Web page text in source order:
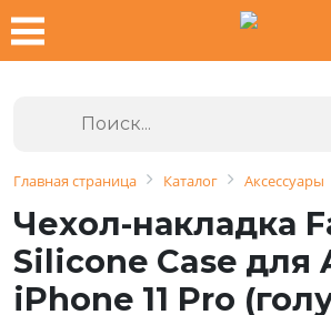
Главная страница Каталог Аксессуары
Чехол-накладка
Silicone Case для
iPhone 11 Pro